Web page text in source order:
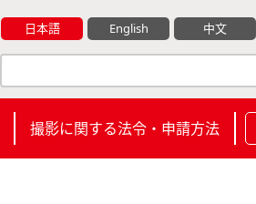
日本語 English 中文
撮影に関する法令・申請方法